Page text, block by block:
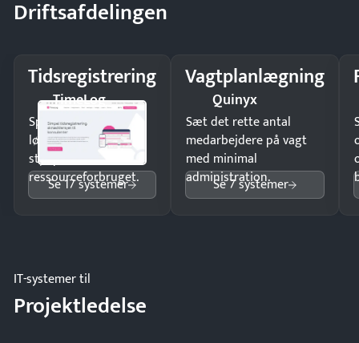
Driftsafdelingen
Tidsregistrering
TimeLog
Spar tid på
lønberegning og få
styr på
ressourceforbruget.
Se 17 systemer
Vagtplanlægning
Quinyx
Sæt det rette antal
medarbejdere på vagt
med minimal
administration.
Se 7 systemer
IT-systemer til
Projektledelse